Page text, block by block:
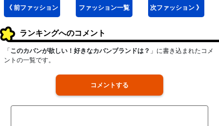
《 前ファッション ファッション一覧 次ファッション》
ランキングへのコメント
「 このカバンが欲しい！好きなカバンブランドは？ 」に書き込まれたコメ
ントの一覧です。
コメントする